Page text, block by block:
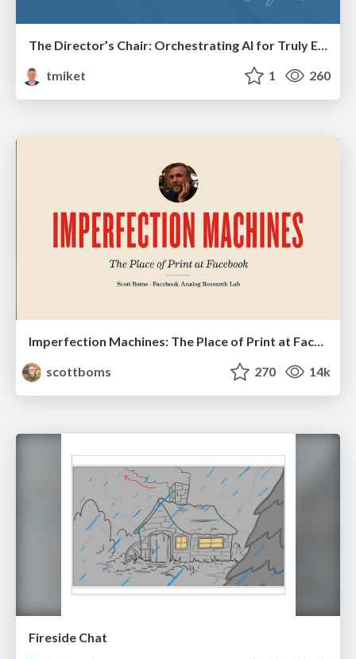
tmiket
1 260
Imperfection Machines: The Place of Print at Facebook
scottboms
270 14k
Fireside Chat